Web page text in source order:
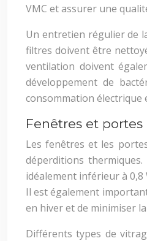
VMC et assurer une
Un entretien régulier de
filtres doivent être
ventilation doivent
développement de
consommation électrique
Fenêtres et
Les fenêtres et les
déperditions
idéalement inférieur à
Il est également
en hiver et de minimiser
Différents types de